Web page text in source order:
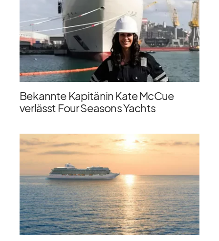
Bekannte Kapitänin Kate McCue
verlässt Four Seasons Yachts